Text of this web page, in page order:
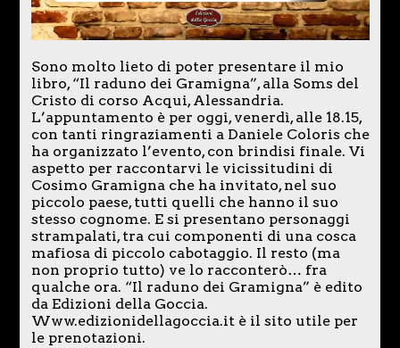
Sono molto lieto di poter presentare il mio
libro, “Il raduno dei Gramigna”, alla Soms del
Cristo di corso Acqui, Alessandria.
L’appuntamento è per oggi, venerdì, alle 18.15,
con tanti ringraziamenti a Daniele Coloris che
ha organizzato l’evento, con brindisi finale. Vi
aspetto per raccontarvi le vicissitudini di
Cosimo Gramigna che ha invitato, nel suo
piccolo paese, tutti quelli che hanno il suo
stesso cognome. E si presentano personaggi
strampalati, tra cui componenti di una cosca
mafiosa di piccolo cabotaggio. Il resto (ma
non proprio tutto) ve lo racconterò… fra
qualche ora. “Il raduno dei Gramigna” è edito
da Edizioni della Goccia.
Www.edizionidellagoccia.it è il sito utile per
le prenotazioni.